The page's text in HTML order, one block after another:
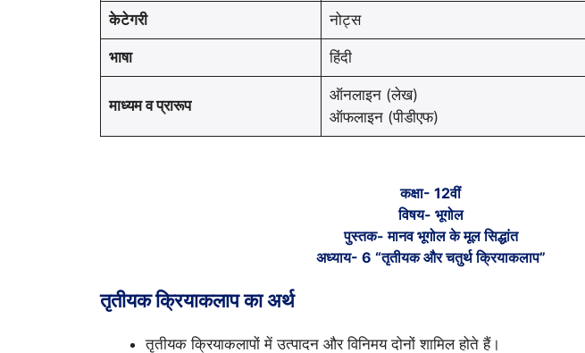
केटेगरी नोट्स
भाषा हिंदी
माध्यम व प्रारूप
ऑनलाइन (लेख)
ऑफलाइन (पीडीएफ)
कक्षा- 12वीं
विषय- भूगोल
पुस्तक- मानव भूगोल के मूल सिद्धांत
अध्याय- 6 “तृतीयक और चतुर्थ क्रियाकलाप”
तृतीयक क्रियाकलाप का अर्थ
तृतीयक क्रियाकलापों में उत्पादन और विनिमय दोनों शामिल होते हैं।